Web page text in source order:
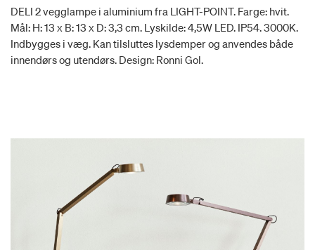
DELI 2 vegglampe i aluminium fra LIGHT-POINT. Farge: hvit.
Mål: H: 13 x B: 13 x D: 3,3 cm. Lyskilde: 4,5W LED. IP54. 3000K.
Indbygges i væg. Kan tilsluttes lysdemper og anvendes både
innendørs og utendørs. Design: Ronni Gol.